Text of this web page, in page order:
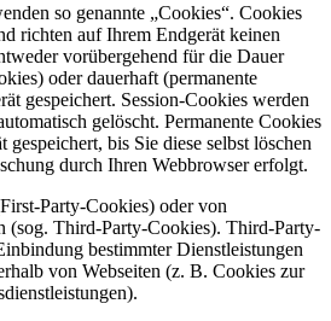
so genannte „Cookies“. Cookies
richten auf Ihrem Endgerät keinen
vorübergehend für die Dauer
oder dauerhaft (permanente
gespeichert. Session-Cookies werden
gelöscht. Permanente Cookies
bis Sie diese selbst löschen
durch Ihren Webbrowser erfolgt.
Party-Cookies) oder von
(sog. Third-Party-Cookies). Third-Party-
bestimmter Dienstleistungen
von Webseiten (z. B. Cookies zur